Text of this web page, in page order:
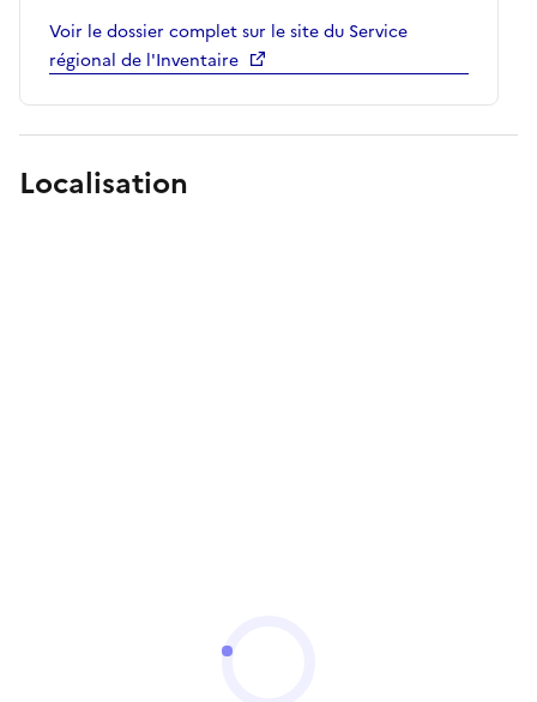
Voir le dossier complet sur le site du Service
régional de l'Inventaire
Localisation